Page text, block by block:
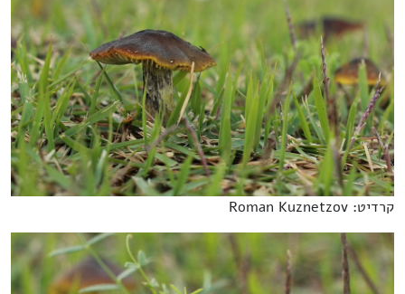
קרדיט: Roman Kuznetzov